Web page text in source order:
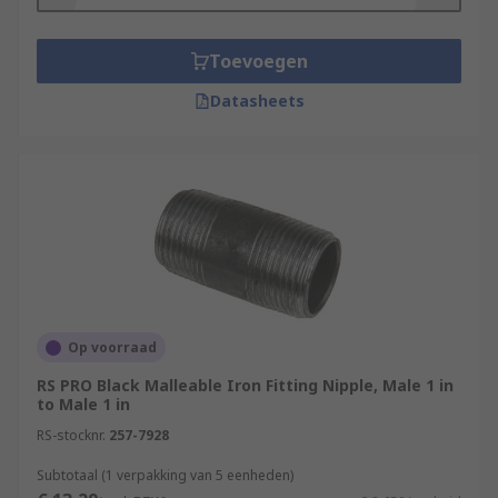
Nuts
Applications for Malleable Iron Pipe
Fittings
Toevoegen
Datasheets
Op voorraad
RS PRO Black Malleable Iron Fitting Nipple, Male 1 in
to Male 1 in
RS-stocknr. 257-7928
Subtotaal (1 verpakking van 5 eenheden)